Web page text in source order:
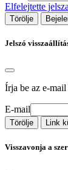
Elfelejtette
Törölje
Jelszó
Írja be az e-
E-mail
Törölje Link
Visszavonja a